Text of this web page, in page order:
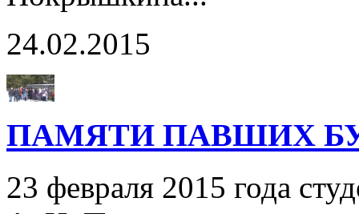
24.02.2015
ПАМЯТИ ПАВШИХ
23 февраля 2015 года